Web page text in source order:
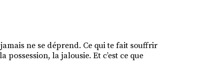
ne se déprend. Ce qui te fait souffrir
possession, la jalousie. Et c’est ce que